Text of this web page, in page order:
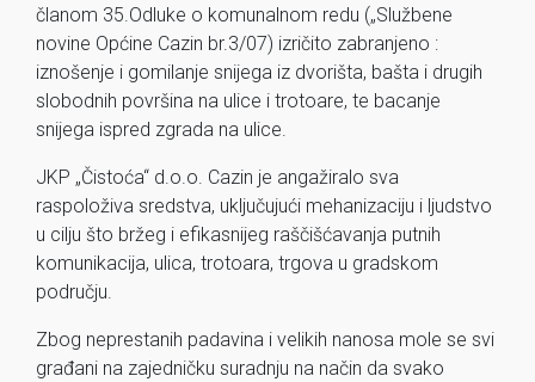
članom 35.Odluke o komunalnom redu („Službene
novine Općine Cazin br.3/07) izričito zabranjeno :
iznošenje i gomilanje snijega iz dvorišta, bašta i drugih
slobodnih površina na ulice i trotoare, te bacanje
snijega ispred zgrada na ulice.
JKP „Čistoća“ d.o.o. Cazin je angažiralo sva
raspoloživa sredstva, uključujući mehanizaciju i ljudstvo
u cilju što bržeg i efikasnijeg raščišćavanja putnih
komunikacija, ulica, trotoara, trgova u gradskom
području.
Zbog neprestanih padavina i velikih nanosa mole se svi
građani na zajedničku suradnju na način da svako